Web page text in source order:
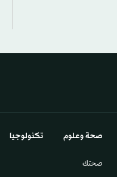
صحة وعلوم
صحتك
تكنولوجيا